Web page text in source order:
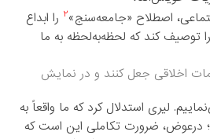
اصطلاح «جامعه‌سنج»۲ را ابداع
توصیف کند که لحظه‌به‌لحظه به ما
اخلاقی جعل کنند و در نمایش
لیری استدلال کرد که ما واقعاً به
درعوض، ضرورت تکاملی این است که